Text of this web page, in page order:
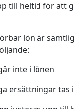
till heltid för att
lön är
inte i lönen
ersättningar tas